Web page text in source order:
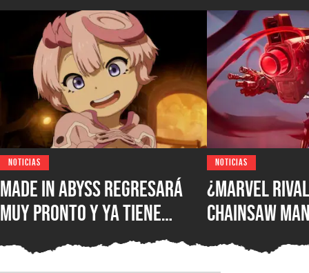
NOTICIAS
Made in Abyss regresará
muy pronto y ya tiene
ventana de estreno, la
nueva película llegará a
NOTICIAS
¿Marvel
Chainsaw
comparan a
Demonio